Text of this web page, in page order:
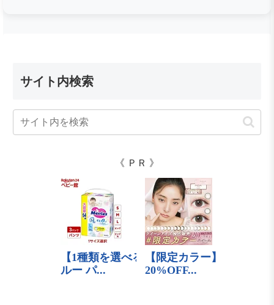
サイト内検索
《 ＰＲ 》